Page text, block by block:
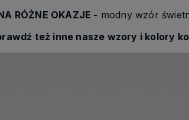
RÓŻNE OKAZJE - modny wzór
też inne nasze wzory i kolory